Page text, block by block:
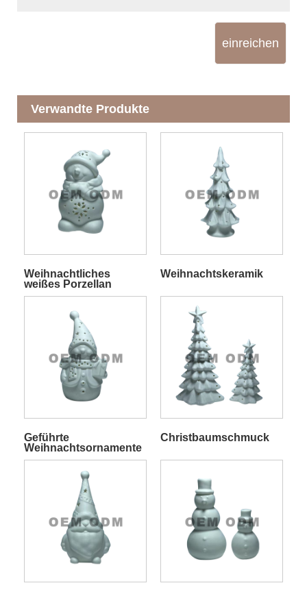
einreichen
Verwandte Produkte
Weihnachtliches
weißes Porzellan
Weihnachtskeramik
Geführte
Weihnachtsornamente
Christbaumschmuck